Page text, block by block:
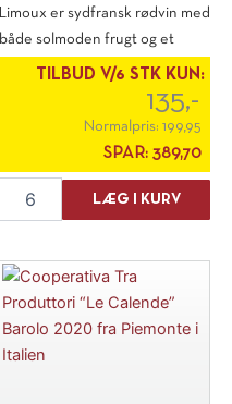
Limoux er sydfransk rødvin med
både solmoden frugt og et
friskt, [...]
TILBUD V/6 STK KUN:
135,-
Normalpris: 199,95
SPAR: 389,70
Pont
2022
antal
LÆG I KURV